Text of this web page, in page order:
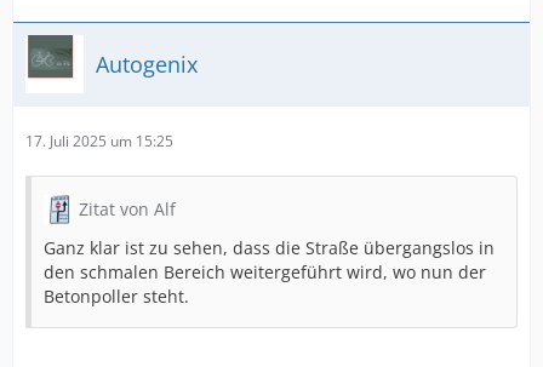
Autogenix
17. Juli 2025 um 15:25
Zitat von Alf
Ganz klar ist zu sehen, dass die Straße übergangslos in
den schmalen Bereich weitergeführt wird, wo nun der
Betonpoller steht.